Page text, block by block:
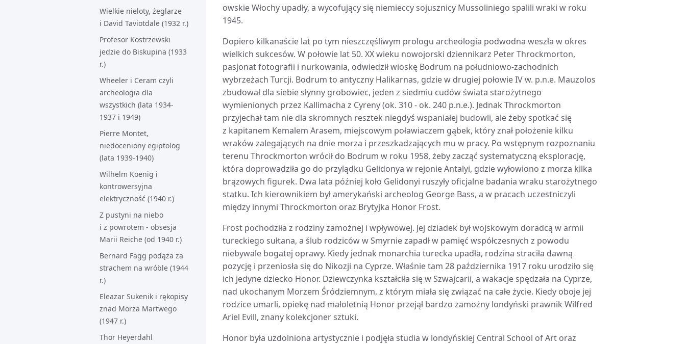
Wielkie nieloty, żeglarze
i David Taviotdale (1932 r.)
Profesor Kostrzewski
jedzie do Biskupina (1933
r.)
Wheeler i Ceram czyli
archeologia dla
wszystkich (lata 1934-
1937 i 1949)
Pierre Montet,
niedoceniony egiptolog
(lata 1939-1940)
Wilhelm Koenig i
kontrowersyjna
elektryczność (1940 r.)
Z pustyni na niebo
i z powrotem - obsesja
Marii Reiche (od 1940 r.)
Bernard Fagg podąża za
strachem na wróble (1944
r.)
Eleazar Sukenik i rękopisy
znad Morza Martwego
(1947 r.)
Thor Heyerdahl
owskie Włochy upadły, a wycofujący się niemieccy sojusznicy Mussoliniego spalili wraki w roku
1945.
Dopiero kilkanaście lat po tym nieszczęśliwym prologu archeologia podwodna weszła w okres
wielkich sukcesów. W połowie lat 50. XX wieku nowojorski dziennikarz Peter Throckmorton,
pasjonat fotografii i nurkowania, odwiedził wioskę Bodrum na południowo-zachodnich
wybrzeżach Turcji. Bodrum to antyczny Halikarnas, gdzie w drugiej połowie IV w. p.n.e. Mauzolos
zbudował dla siebie słynny grobowiec, jeden z siedmiu cudów świata starożytnego
wymienionych przez Kallimacha z Cyreny (ok. 310 - ok. 240 p.n.e.). Jednak Throckmorton
przyjechał tam nie dla skromnych resztek niegdyś wspaniałej budowli, ale żeby spotkać się
z kapitanem Kemalem Arasem, miejscowym poławiaczem gąbek, który znał położenie kilku
wraków zalegających na dnie morza i przeszkadzających mu w pracy. Po wstępnym rozpoznaniu
terenu Throckmorton wrócił do Bodrum w roku 1958, żeby zacząć systematyczną eksplorację,
która doprowadziła go do przylądku Gelidonya w rejonie Antalyi, gdzie wyłowiono z morza kilka
brązowych figurek. Dwa lata później koło Gelidonyi ruszyły oficjalne badania wraku starożytnego
statku. Ich kierownikiem był amerykański archeolog George Bass, a w pracach uczestniczyli
między innymi Throckmorton oraz Brytyjka Honor Frost.
Frost pochodziła z rodziny zamożnej i wpływowej. Jej dziadek był wojskowym doradcą w armii
tureckiego sułtana, a ślub rodziców w Smyrnie zapadł w pamięć współczesnych z powodu
niebywale bogatej oprawy. Kiedy jednak monarchia turecka upadła, rodzina straciła dawną
pozycję i przeniosła się do Nikozji na Cyprze. Właśnie tam 28 października 1917 roku urodziło się
ich jedyne dziecko Honor. Dziewczynka kształciła się w Szwajcarii, a wakacje spędzała na Cyprze,
nad ukochanym Morzem Śródziemnym, z którym miała się związać na całe życie. Kiedy oboje jej
rodzice umarli, opiekę nad małoletnią Honor przejął bardzo zamożny londyński prawnik Wilfred
Ariel Evill, znany kolekcjoner sztuki.
Honor była uzdolniona artystycznie i podjęła studia w londyńskiej Central School of Art oraz